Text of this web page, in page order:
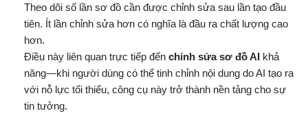
Theo dõi số lần sơ đồ cần được chỉnh sửa sau lần tạo đầu
tiên. Ít lần chỉnh sửa hơn có nghĩa là đầu ra chất lượng cao
hơn.
Điều này liên quan trực tiếp đến chỉnh sửa sơ đồ AI khả
năng—khi người dùng có thể tinh chỉnh nội dung do AI tạo ra
với nỗ lực tối thiểu, công cụ này trở thành nền tảng cho sự
tin tưởng.